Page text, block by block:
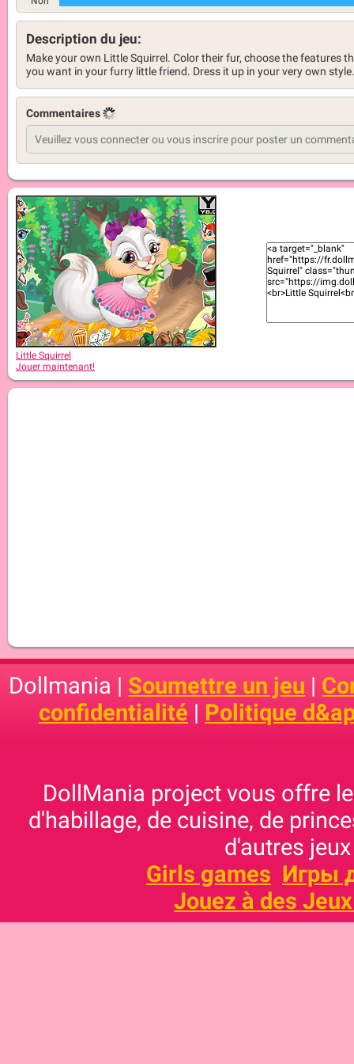
Description du jeu:
Make your own Little Squirrel. Color their fur, choose the features
you want in your furry little friend. Dress it up in your very own style.
Commentaires
Little Squirrel
Jouer maintenant!
Dollmania | Soumettre un jeu |
confidentialité | Politique
DollMania project vous offre
d'habillage, de cuisine, de
d'autres
Girls games Игры
Jouez à des